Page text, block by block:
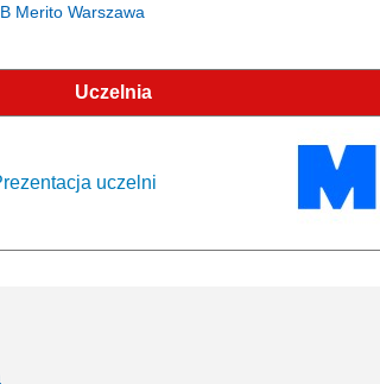
Merito Warszawa
Uczelnia
uczelni